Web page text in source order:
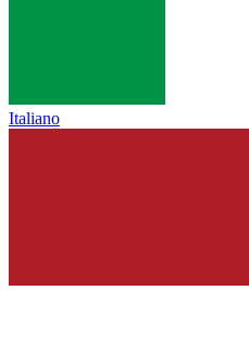
Italiano